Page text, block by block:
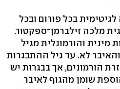
בכל פורום ובכל
מלכה זילברמן־ספקטור.
והורמונלית מגיל
לא. עד גיל ההתבגרות
הורמונים, אך בבגרות יש
שומן מהגוף לאיבר